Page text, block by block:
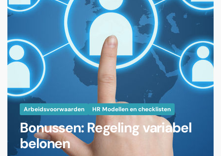
Arbeidsvoorwaarden HR Modellen en checklisten
Bonussen: Regeling variabel
belonen